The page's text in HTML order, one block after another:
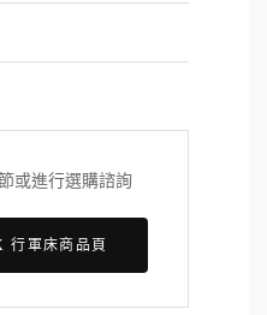
或進行選購諮詢
行軍床商品頁